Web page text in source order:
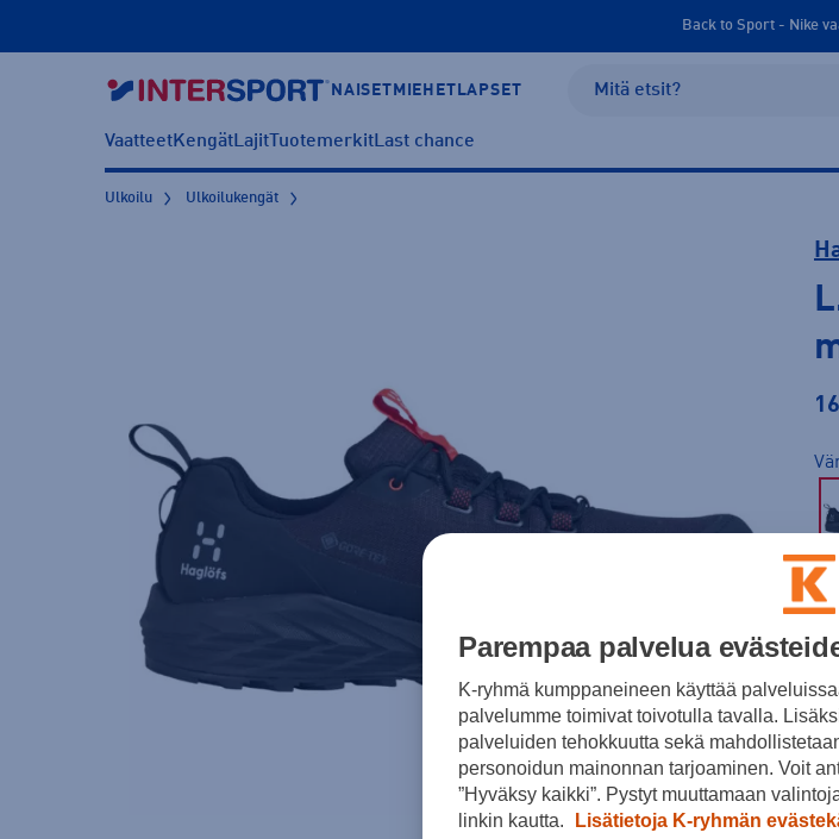
Back to Sport - Nike
NAISET MIEHET LAPSET
VaatteetKengätLajitTuotemerkitLast chance
Ulkoilu Ulkoilukengät
Parempaa palvelua
K-ryhmä kumppaneineen käyttää
palvelumme toimivat toivotulla tavalla.
palveluiden tehokkuutta sekä
personoidun mainonnan tarjoaminen. Voit
”Hyväksy kaikki”. Pystyt muuttamaan
linkin kautta.
Lisätietoja K-ryhmän